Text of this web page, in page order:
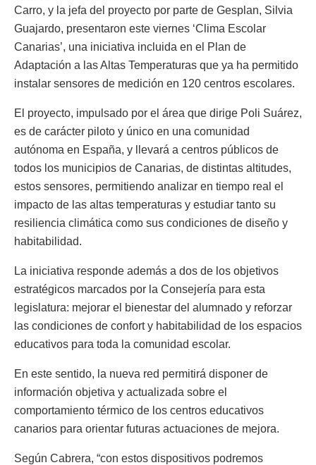
Carro, y la jefa del proyecto por parte de Gesplan, Silvia
Guajardo, presentaron este viernes ‘Clima Escolar
Canarias’, una iniciativa incluida en el Plan de
Adaptación a las Altas Temperaturas que ya ha permitido
instalar sensores de medición en 120 centros escolares.
El proyecto, impulsado por el área que dirige Poli Suárez,
es de carácter piloto y único en una comunidad
autónoma en España, y llevará a centros públicos de
todos los municipios de Canarias, de distintas altitudes,
estos sensores, permitiendo analizar en tiempo real el
impacto de las altas temperaturas y estudiar tanto su
resiliencia climática como sus condiciones de diseño y
habitabilidad.
La iniciativa responde además a dos de los objetivos
estratégicos marcados por la Consejería para esta
legislatura: mejorar el bienestar del alumnado y reforzar
las condiciones de confort y habitabilidad de los espacios
educativos para toda la comunidad escolar.
En este sentido, la nueva red permitirá disponer de
información objetiva y actualizada sobre el
comportamiento térmico de los centros educativos
canarios para orientar futuras actuaciones de mejora.
Según Cabrera, “con estos dispositivos podremos